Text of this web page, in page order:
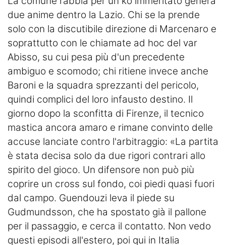
due anime dentro la Lazio. Chi se la prende
solo con la discutibile direzione di Marcenaro e
soprattutto con le chiamate ad hoc del var
Abisso, su cui pesa più d'un precedente
ambiguo e scomodo; chi ritiene invece anche
Baroni e la squadra sprezzanti del pericolo,
quindi complici del loro infausto destino. Il
giorno dopo la sconfitta di Firenze, il tecnico
mastica ancora amaro e rimane convinto delle
accuse lanciate contro l'arbitraggio: «La partita
è stata decisa solo da due rigori contrari allo
spirito del gioco. Un difensore non può più
coprire un cross sul fondo, coi piedi quasi fuori
dal campo. Guendouzi leva il piede su
Gudmundsson, che ha spostato già il pallone
per il passaggio, e cerca il contatto. Non vedo
questi episodi all'estero, poi qui in Italia